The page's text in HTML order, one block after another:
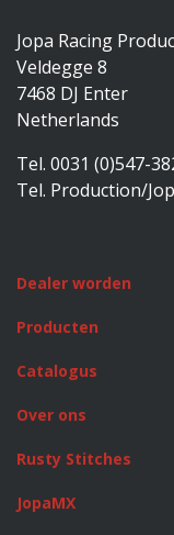
Jopa Racing
Veldegge 8
7468 DJ Enter
Netherlands
Tel. 0031 (0)547-
Tel. Production/
Dealer worden
Producten
Catalogus
Over ons
Rusty Stitches
JopaMX